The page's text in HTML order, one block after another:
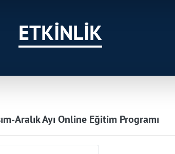
ETKİNLİK
Aralık Ayı Online Eğitim Programı